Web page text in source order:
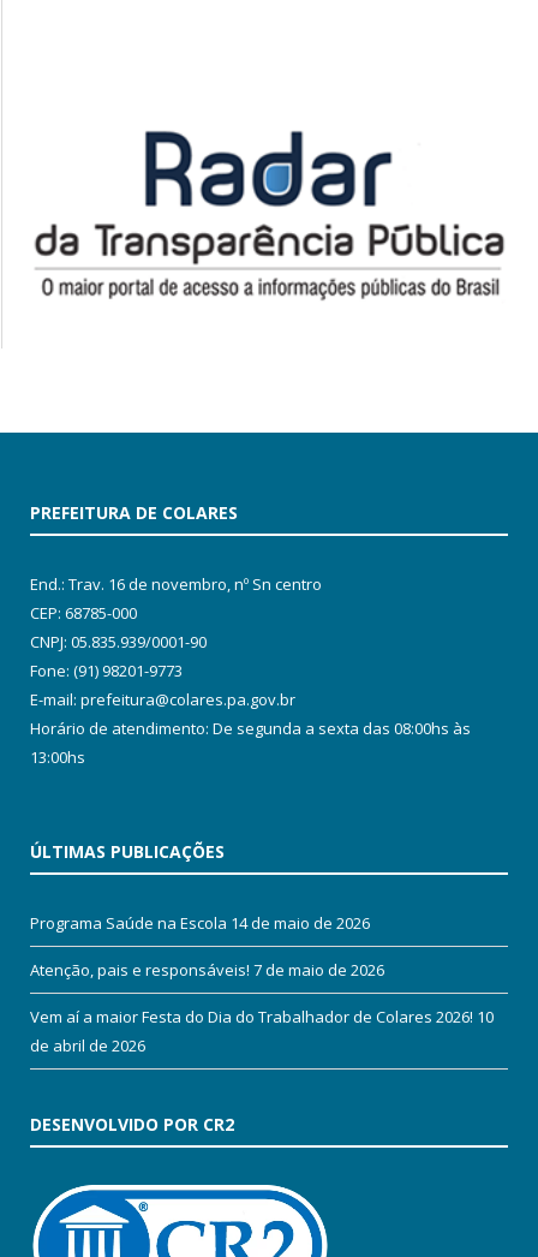
PREFEITURA DE COLARES
End.: Trav. 16 de novembro, nº Sn centro
CEP: 68785-000
CNPJ: 05.835.939/0001-90
Fone: (91) 98201-9773
E-mail: prefeitura@colares.pa.gov.br
Horário de atendimento: De segunda a sexta das 08:00hs às
13:00hs
ÚLTIMAS PUBLICAÇÕES
Programa Saúde na Escola 14 de maio de 2026
Atenção, pais e responsáveis! 7 de maio de 2026
Vem aí a maior Festa do Dia do Trabalhador de Colares 2026! 10
de abril de 2026
DESENVOLVIDO POR CR2